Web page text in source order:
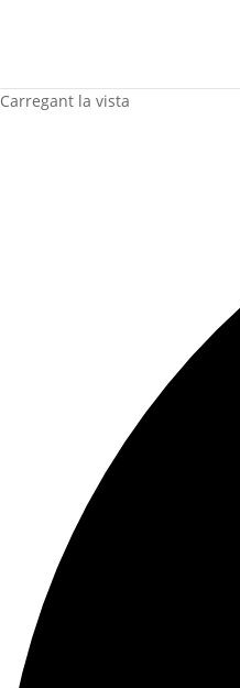
Carregant la vista